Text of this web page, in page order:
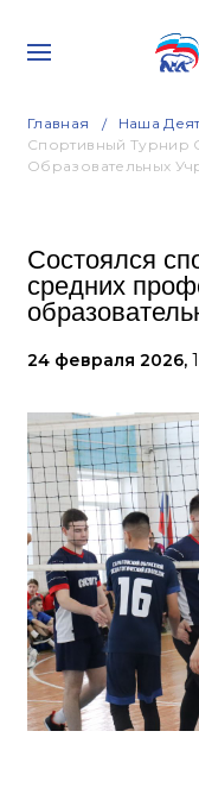
Главная Наша
Спортивный Турнир
Образовательных
Состоялся
средних
24 февраля 2026,